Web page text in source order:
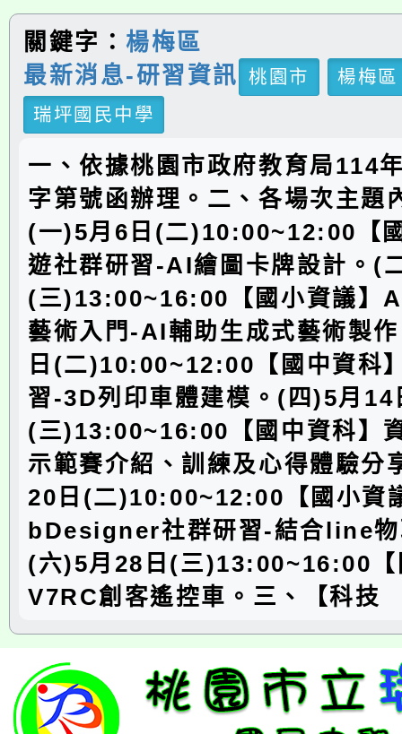
關鍵字： 楊梅區
最新消息-研習資訊
桃園市
楊梅區
瑞坪國民中學
一、依據桃園市政府教育局114
字第號函辦理。二、各場次主題
(一)5月6日(二)10:00~12:00【
遊社群研習-AI繪圖卡牌設計。(
(三)13:00~16:00【國小資議】
藝術入門-AI輔助生成式藝術製
日(二)10:00~12:00【國中資科
習-3D列印車體建模。(四)5月14
(三)13:00~16:00【國中資科】
示範賽介紹、訓練及心得體驗分
20日(二)10:00~12:00【國小資
bDesigner社群研習-結合line物
(六)5月28日(三)13:00~16:00【
V7RC創客遙控車。三、【科技